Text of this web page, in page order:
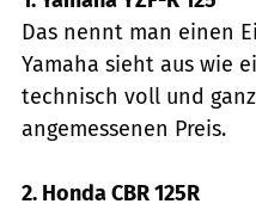
Das nennt man einen
Yamaha sieht aus wie
technisch voll und
angemessenen Preis.
2. Honda CBR 125R